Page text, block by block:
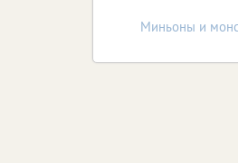
Миньоны и